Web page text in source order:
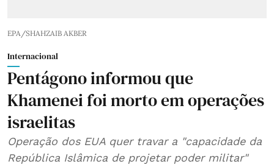
EPA/SHAHZAIB AKBER
Internacional
Pentágono informou que
Khamenei foi morto em operações
israelitas
Operação dos EUA quer travar a "capacidade da
República Islâmica de projetar poder militar"